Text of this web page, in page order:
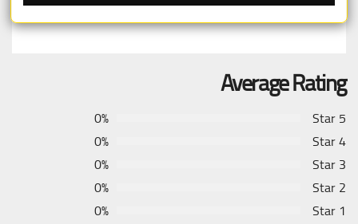
عادل للطالبين بين الدول الأعضاء
Average Rating
5 Star
0%
4 Star
0%
3 Star
0%
2 Star
0%
1 Star
0%